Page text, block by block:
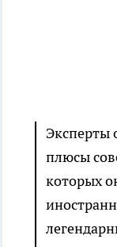
Эксперты
плюсы
которых